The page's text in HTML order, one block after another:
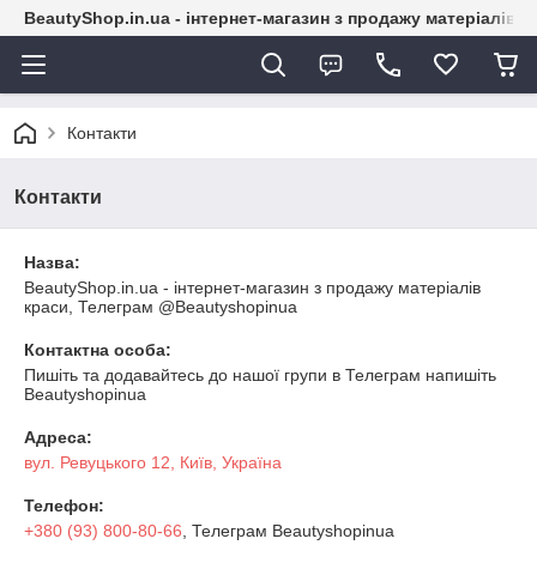
BeautyShop.in.ua - інтернет-магазин з продажу матеріалів
Контакти
Контакти
Назва:
BeautyShop.in.ua - інтернет-магазин з продажу матеріалів
краси, Телеграм @Beautyshopinua
Контактна особа:
Пишіть та додавайтесь до нашої групи в Телеграм напишіть
Beautyshopinua
Адреса:
вул. Ревуцького 12, Київ, Україна
Телефон:
+380 (93) 800-80-66 , Телеграм Beautyshopinua